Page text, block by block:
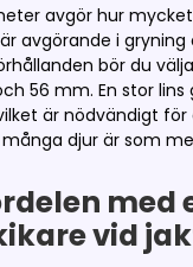
avgör hur mycket
avgörande i gryning
bör du
56 mm. En stor lins
är nödvändigt
djur är som
med
vid